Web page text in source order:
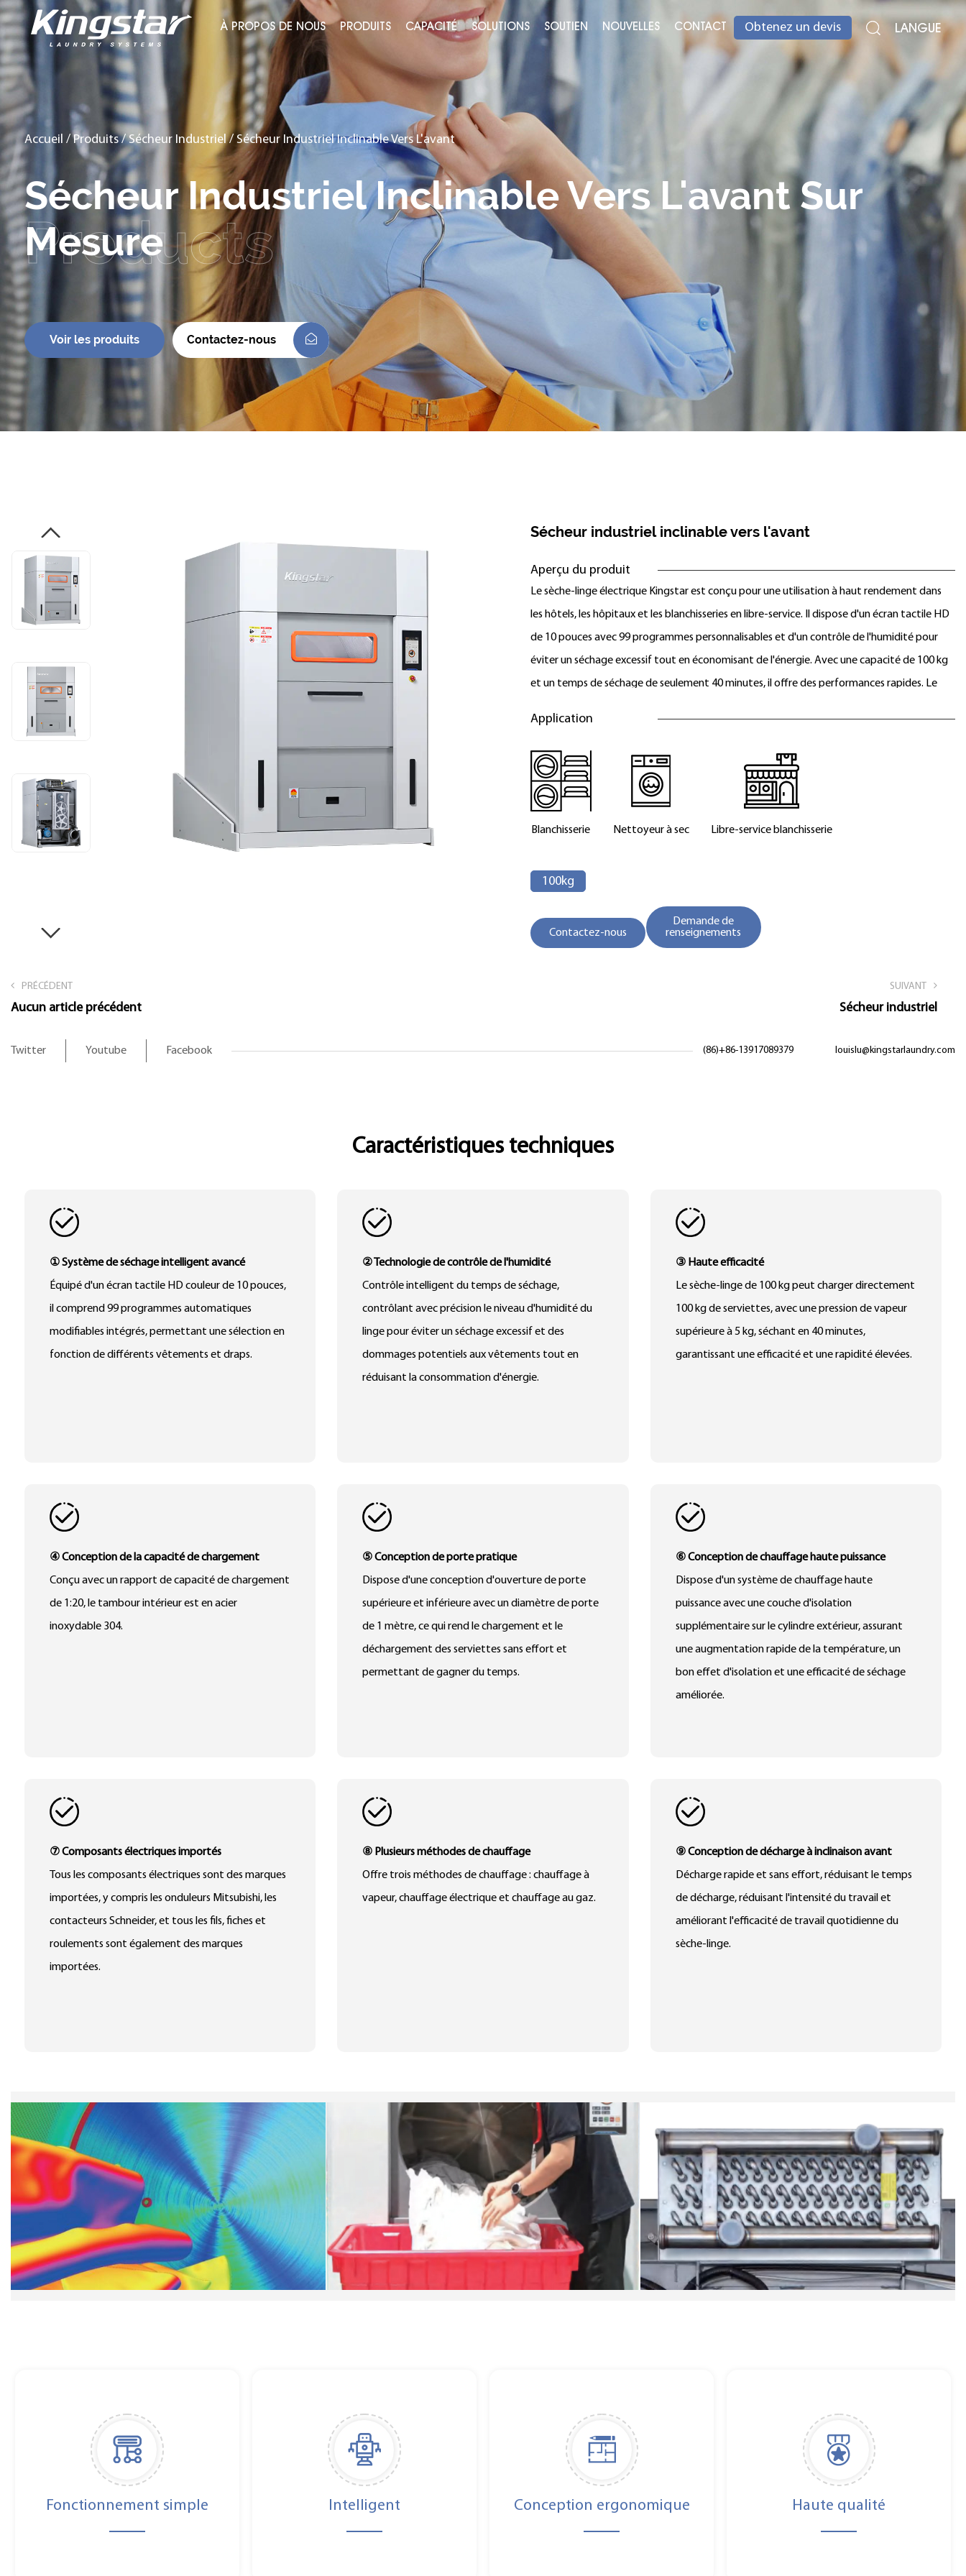
À PROPOS DE NOUS PRODUITS CAPACITÉ SOLUTIONS SOUTIEN NOUVELLES CONTACT Obtenez un devis LANGUE
Accueil /Produits/Sécheur Industriel/ Sécheur Industriel Inclinable Vers L'avant
Sécheur Industriel Inclinable Vers L'avant Sur
Mesure
Voir les produits Contactez-nous
Sécheur industriel inclinable vers l'avant
Aperçu du produit
Le sèche-linge électrique Kingstar est conçu pour une utilisation à haut rendement dans
les hôtels, les hôpitaux et les blanchisseries en libre-service. Il dispose d'un écran tactile HD
de 10 pouces avec 99 programmes personnalisables et d'un contrôle de l'humidité pour
éviter un séchage excessif tout en économisant de l'énergie. Avec une capacité de 100 kg
et un temps de séchage de seulement 40 minutes, il offre des performances rapides. Le
chauffage de grande puissance avec isolation, offrant des options de chauffage à vapeur,
électrique et au gaz. Tous les composants électriques proviennent de marques importées,
garantissant fiabilité et efficacité. L'éjection par inclinaison avant réduit le temps et le
Application
Blanchisserie Nettoyeur à sec Libre-service blanchisserie
100kg
Contactez-nous
Demande de
renseignements
PRÉCÉDENT
Aucun article précédent
SUIVANT
Sécheur industriel
Twitter Youtube Facebook (86)+86-13917089379 louislu@kingstarlaundry.com
Caractéristiques techniques
① Système de séchage intelligent avancé
Équipé d'un écran tactile HD couleur de 10 pouces,
il comprend 99 programmes automatiques
modifiables intégrés, permettant une sélection en
fonction de différents vêtements et draps.
② Technologie de contrôle de l'humidité
Contrôle intelligent du temps de séchage,
contrôlant avec précision le niveau d'humidité du
linge pour éviter un séchage excessif et des
dommages potentiels aux vêtements tout en
réduisant la consommation d'énergie.
③ Haute efficacité
Le sèche-linge de 100 kg peut charger directement
100 kg de serviettes, avec une pression de vapeur
supérieure à 5 kg, séchant en 40 minutes,
garantissant une efficacité et une rapidité élevées.
④ Conception de la capacité de chargement
Conçu avec un rapport de capacité de chargement
de 1:20, le tambour intérieur est en acier
inoxydable 304.
⑤ Conception de porte pratique
Dispose d'une conception d'ouverture de porte
supérieure et inférieure avec un diamètre de porte
de 1 mètre, ce qui rend le chargement et le
déchargement des serviettes sans effort et
permettant de gagner du temps.
⑥ Conception de chauffage haute puissance
Dispose d'un système de chauffage haute
puissance avec une couche d'isolation
supplémentaire sur le cylindre extérieur, assurant
une augmentation rapide de la température, un
bon effet d'isolation et une efficacité de séchage
améliorée.
⑦ Composants électriques importés
Tous les composants électriques sont des marques
importées, y compris les onduleurs Mitsubishi, les
contacteurs Schneider, et tous les fils, fiches et
roulements sont également des marques
importées.
⑧ Plusieurs méthodes de chauffage
Offre trois méthodes de chauffage : chauffage à
vapeur, chauffage électrique et chauffage au gaz.
⑨ Conception de décharge à inclinaison avant
Décharge rapide et sans effort, réduisant le temps
de décharge, réduisant l'intensité du travail et
améliorant l'efficacité de travail quotidienne du
sèche-linge.
Fonctionnement simple Intelligent Conception ergonomique Haute qualité